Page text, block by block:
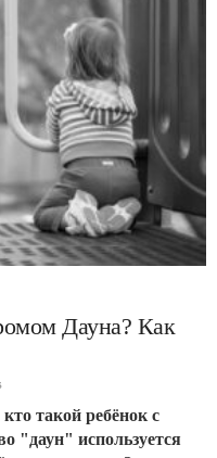
Дауна? Как
такой ребёнок с
"даун" используется